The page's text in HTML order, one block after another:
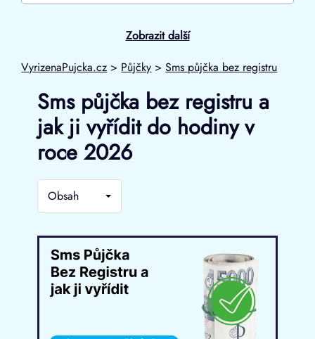
Zobrazit další
VyrizenaPujcka.cz > Půjčky > Sms půjčka bez registru
Sms půjčka bez registru a
jak ji vyřídit do hodiny v
roce 2026
Obsah